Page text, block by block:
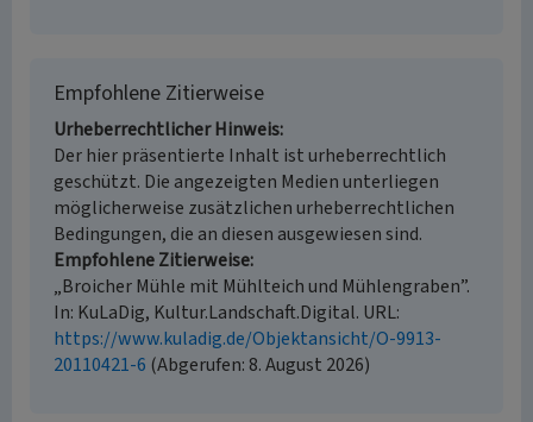
Empfohlene Zitierweise
Urheberrechtlicher Hinweis
Der hier präsentierte Inhalt ist urheberrechtlich
geschützt. Die angezeigten Medien unterliegen
möglicherweise zusätzlichen urheberrechtlichen
Bedingungen, die an diesen ausgewiesen sind.
Empfohlene Zitierweise
„Broicher Mühle mit Mühlteich und Mühlengraben”.
In: KuLaDig, Kultur.Landschaft.Digital. URL:
https://www.kuladig.de/Objektansicht/O-9913-
20110421-6 (Abgerufen: 8. August 2026)